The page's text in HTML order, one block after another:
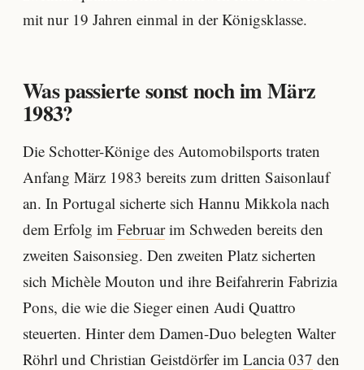
mit nur 19 Jahren einmal in der Königsklasse.
Was passierte sonst noch im März
1983?
Die Schotter-Könige des Automobilsports traten
Anfang März 1983 bereits zum dritten Saisonlauf
an. In Portugal sicherte sich Hannu Mikkola nach
dem Erfolg im Februarim Schweden bereits den
zweiten Saisonsieg. Den zweiten Platz sicherten
sich Michèle Mouton und ihre Beifahrerin Fabrizia
Pons, die wie die Sieger einen Audi Quattro
steuerten. Hinter dem Damen-Duo belegten Walter
Röhrl und Christian Geistdörfer im Lancia 037 den